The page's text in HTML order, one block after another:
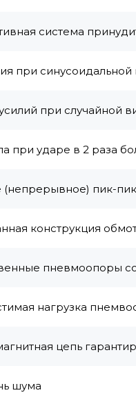
система
при
при случайной
при ударе в 2 раза
пик-
конструкция
пневмоопоры
нагрузка
цепь
шума